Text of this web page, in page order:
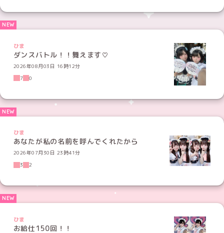
ひま
ダンスバトル！！舞えます♡
2026年08月03日 16時12分
7
0
ひま
あなたが私の名前を呼んでくれたから
2026年07月30日 23時41分
3
2
ひま
お給仕150回！！